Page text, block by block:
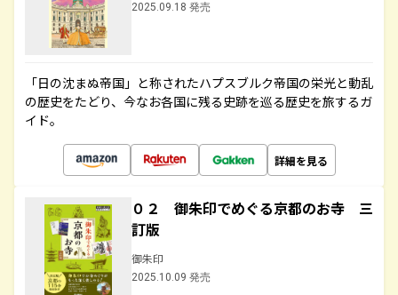
2025.09.18 発売
「日の沈まぬ帝国」と称されたハプスブルク帝国の栄光と動乱
の歴史をたどり、今なお各国に残る史跡を巡る歴史を旅するガ
イド。
詳細を見る
０２ 御朱印でめぐる京都のお寺 三
訂版
御朱印
2025.10.09 発売